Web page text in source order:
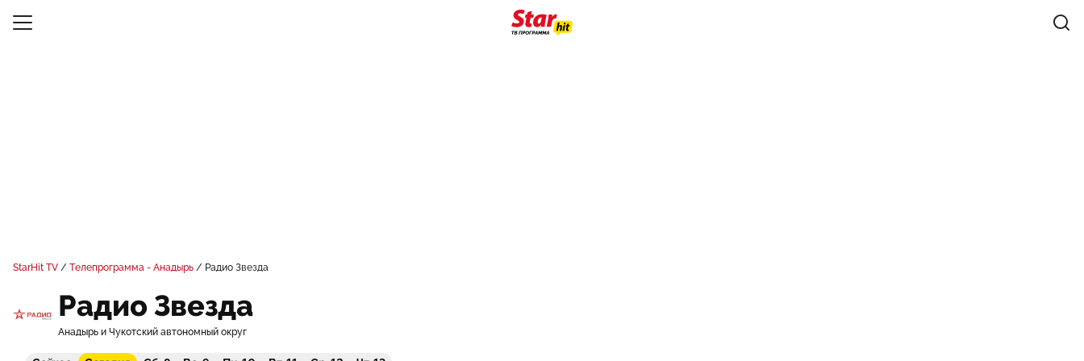
StarHit TV Телепрограмма - Анадырь Радио Звезда
Радио Звезда
Анадырь и Чукотский автономный округ